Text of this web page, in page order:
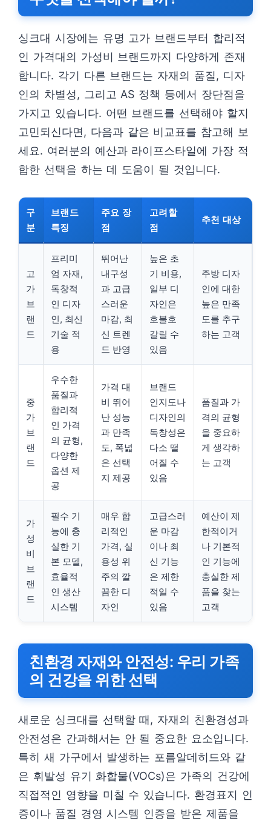
싱크대 시장에는 유명 고가 브랜드부터 합리적
인 가격대의 가성비 브랜드까지 다양하게 존재
합니다. 각기 다른 브랜드는 자재의 품질, 디자
인의 차별성, 그리고 AS 정책 등에서 장단점을
가지고 있습니다. 어떤 브랜드를 선택해야 할지
고민되신다면, 다음과 같은 비교표를 참고해 보
세요. 여러분의 예산과 라이프스타일에 가장 적
합한 선택을 하는 데 도움이 될 것입니다.
구
분
브랜드
특징
주요 장
점
고려할
점
추천 대상
고
가
브
랜
드
프리미
엄 자재,
독창적
인 디자
인, 최신
기술 적
용
뛰어난
내구성
과 고급
스러운
마감, 최
신 트렌
드 반영
높은 초
기 비용,
일부 디
자인은
호불호
갈릴 수
있음
주방 디자
인에 대한
높은 만족
도를 추구
하는 고객
중
가
브
랜
드
우수한
품질과
합리적
인 가격
의 균형,
다양한
옵션 제
공
가격 대
비 뛰어
난 성능
과 만족
도, 폭넓
은 선택
지 제공
브랜드
인지도나
디자인의
독창성은
다소 떨
어질 수
있음
품질과 가
격의 균형
을 중요하
게 생각하
는 고객
가
성
비
브
랜
드
필수 기
능에 충
실한 기
본 모델,
효율적
인 생산
시스템
매우 합
리적인
가격, 실
용성 위
주의 깔
끔한 디
자인
고급스러
운 마감
이나 최
신 기능
은 제한
적일 수
있음
예산이 제
한적이거
나 기본적
인 기능에
충실한 제
품을 찾는
고객
친환경 자재와 안전성: 우리 가족
의 건강을 위한 선택
새로운 싱크대를 선택할 때, 자재의 친환경성과
안전성은 간과해서는 안 될 중요한 요소입니다.
특히 새 가구에서 발생하는 포름알데히드와 같
은 휘발성 유기 화합물(VOCs)은 가족의 건강에
직접적인 영향을 미칠 수 있습니다. 환경표지 인
증이나 품질 경영 시스템 인증을 받은 제품을